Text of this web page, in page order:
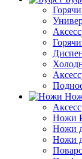
Ножи
Ножи
Ножи